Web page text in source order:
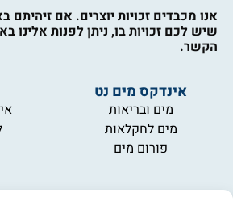
אנו מכבדים זכויות יוצרים. אם זיהיתם
שיש לכם זכויות בו, ניתן לפנות אלינו
הקשר.
אינדקס מים נט
מים ובריאות
מים לחקלאות
פורום מים